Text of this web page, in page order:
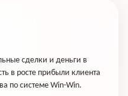
сделки и деньги в
в росте прибыли клиента
по системе Win-Win.